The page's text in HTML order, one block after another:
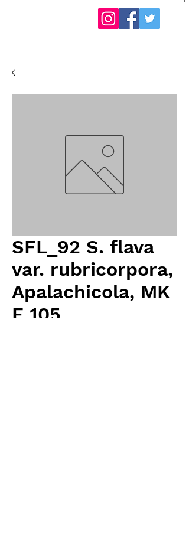
SFL_92 S. flava
var. rubricorpora,
Apalachicola, MK
F 105